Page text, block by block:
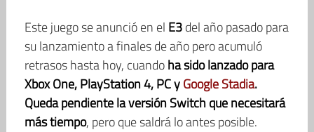
Este juego se anunció en el E3del año pasado para
su lanzamiento a finales de año pero acumuló
retrasos hasta hoy, cuandoha sido lanzado para
Xbox One, PlayStation 4, PC yGoogle Stadia.
Queda pendiente la versión Switch que necesitará
más tiempo, pero que saldrá lo antes posible.